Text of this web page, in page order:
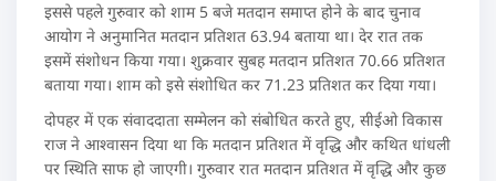
इससे पहले गुरुवार को शाम 5 बजे मतदान समाप्त होने के बाद चुनाव
आयोग ने अनुमानित मतदान प्रतिशत 63.94 बताया था। देर रात तक
इसमें संशोधन किया गया। शुक्रवार सुबह मतदान प्रतिशत 70.66 प्रतिशत
बताया गया। शाम को इसे संशोधित कर 71.23 प्रतिशत कर दिया गया।
दोपहर में एक संवाददाता सम्मेलन को संबोधित करते हुए, सीईओ विकास
राज ने आश्वासन दिया था कि मतदान प्रतिशत में वृद्धि और कथित धांधली
पर स्थिति साफ हो जाएगी। गुरुवार रात मतदान प्रतिशत में वृद्धि और कुछ